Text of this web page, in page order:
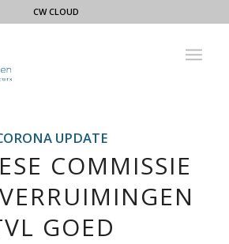
CW CLOUD
UPDATE
COMMISSIE
GOED